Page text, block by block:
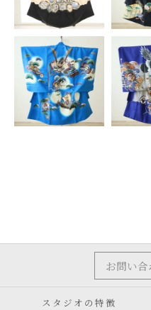
お問い
スタジオの特徴